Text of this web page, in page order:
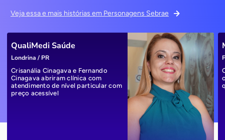
Veja essa e mais histórias em Personagens Sebrae
QualiMedi Saúde
Londrina / PR
Crisanália Cinagava e Fernando
Cinagava abriram clínica com
atendimento de nível particular com
preço acessível